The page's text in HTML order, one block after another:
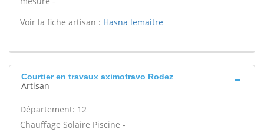
Voir la fiche artisan : Hasna lemaitre
Courtier en travaux aximotravo Rodez
Artisan
Département: 12
Chauffage Solaire Piscine -